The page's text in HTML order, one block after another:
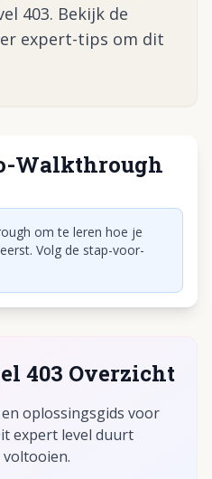
403. Bekijk de
expert-tips om dit
Walkthrough
af te spelen
om te leren hoe je
Volg de stap-voor-
403 Overzicht
oplossingsgids voor
expert level duurt